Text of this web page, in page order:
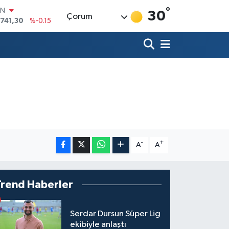
%0.18
Çorum 30°
A- A+
Haberler
Serdar Dursun Süper Lig
ekibiyle anlaştı